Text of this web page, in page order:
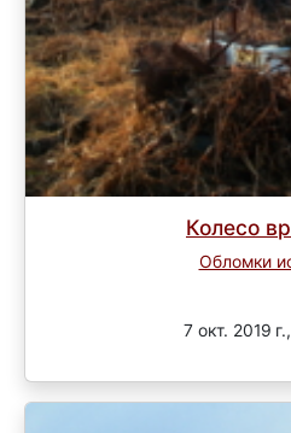
Колесо
Обломки
7 окт. 2019